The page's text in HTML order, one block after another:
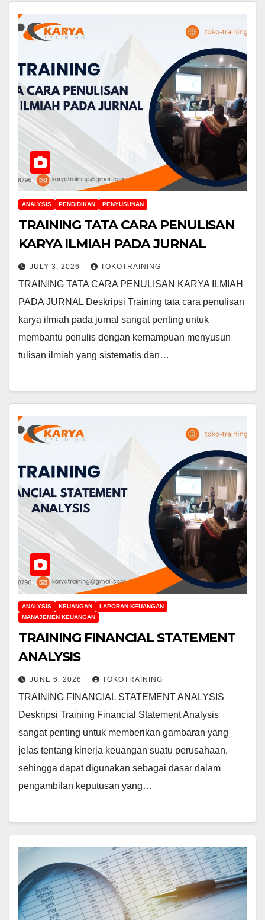
ANALYSIS PENDIDIKAN PENYUSUNAN
TRAINING TATA CARA PENULISAN
KARYA ILMIAH PADA JURNAL
JULY 3, 2026 TOKOTRAINING
TRAINING TATA CARA PENULISAN KARYA ILMIAH
PADA JURNAL Deskripsi Training tata cara penulisan
karya ilmiah pada jurnal sangat penting untuk
membantu penulis dengan kemampuan menyusun
tulisan ilmiah yang sistematis dan…
ANALYSIS KEUANGAN
LAPORAN KEUANGAN
MANAJEMEN KEUANGAN
TRAINING FINANCIAL STATEMENT
ANALYSIS
JUNE 6, 2026 TOKOTRAINING
TRAINING FINANCIAL STATEMENT ANALYSIS
Deskripsi Training Financial Statement Analysis
sangat penting untuk memberikan gambaran yang
jelas tentang kinerja keuangan suatu perusahaan,
sehingga dapat digunakan sebagai dasar dalam
pengambilan keputusan yang…